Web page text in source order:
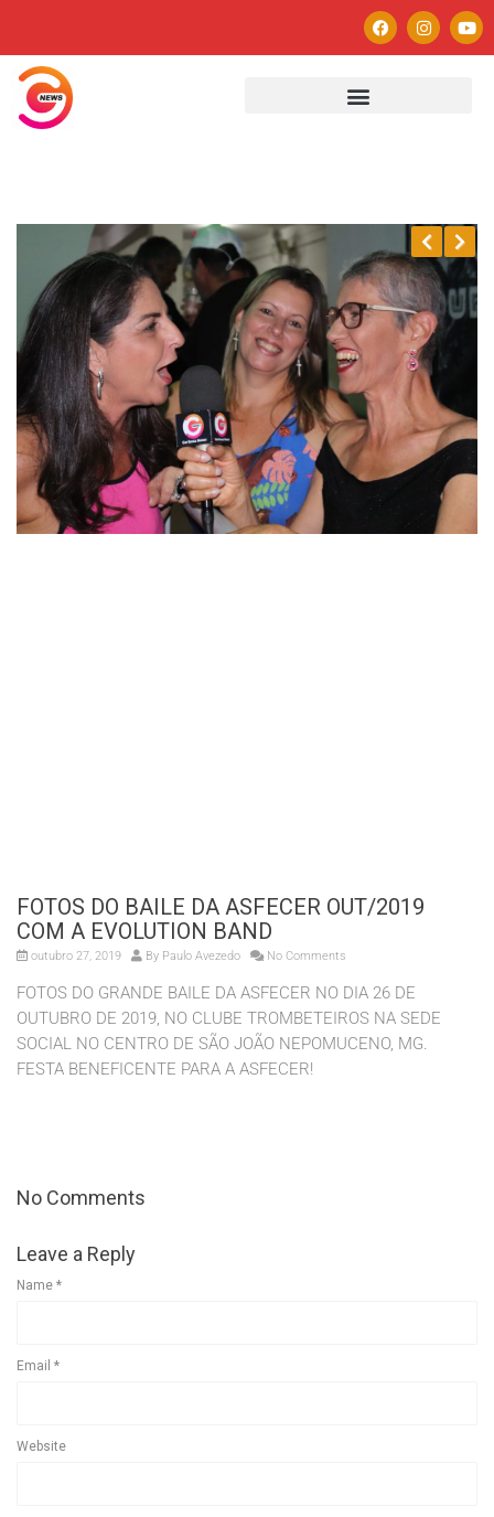
Previous
Next
FOTOS DO BAILE DA ASFECER OUT/2019
COM A EVOLUTION BAND
outubro 27, 2019 By Paulo Avezedo No Comments
FOTOS DO GRANDE BAILE DA ASFECER NO DIA 26 DE
OUTUBRO DE 2019, NO CLUBE TROMBETEIROS NA SEDE
SOCIAL NO CENTRO DE SÃO JOÃO NEPOMUCENO, MG.
FESTA BENEFICENTE PARA A ASFECER!
No Comments
Leave a Reply
Name *
Email *
Website